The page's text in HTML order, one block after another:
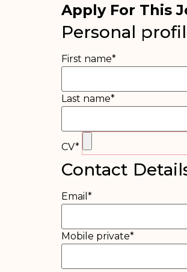
Apply For This
Personal
First name*
Last name*
CV*
Contact
Email *
Mobile private*